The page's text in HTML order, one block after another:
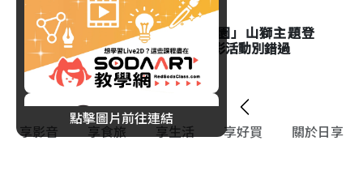
生活
台北市立動物園「夜間動物園」山獅主題登
場！Keeper's Talk資訊與精彩活動別錯過
點擊圖片前往連結
享影音 享食旅 享生活 享好買 關於日享